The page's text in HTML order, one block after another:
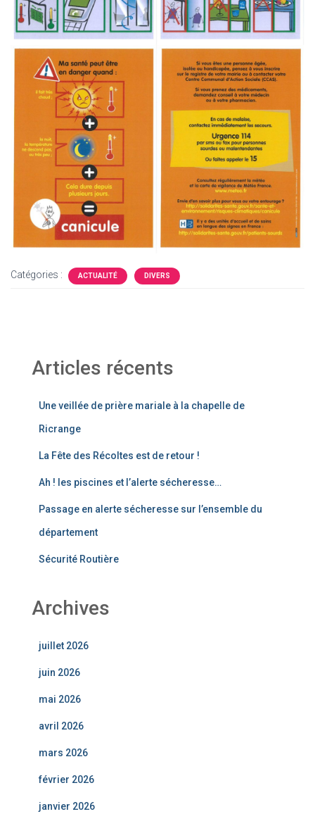
Catégories : ACTUALITÉ DIVERS
Articles récents
Une veillée de prière mariale à la chapelle de
Ricrange
La Fête des Récoltes est de retour !
Ah ! les piscines et l’alerte sécheresse…
Passage en alerte sécheresse sur l’ensemble du
département
Sécurité Routière
Archives
juillet 2026
juin 2026
mai 2026
avril 2026
mars 2026
février 2026
janvier 2026